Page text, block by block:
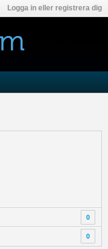
Logga in eller registrera dig
0
0